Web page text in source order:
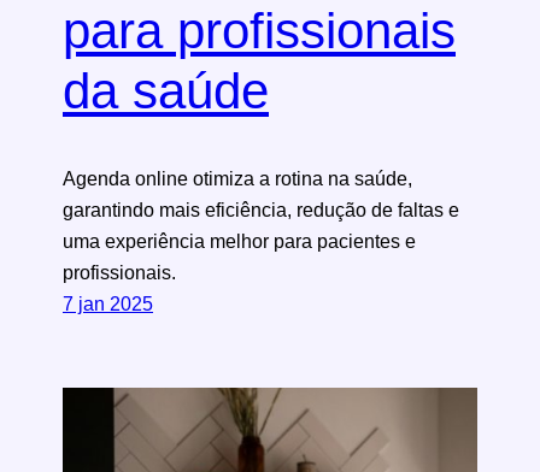
para profissionais
da saúde
Agenda online otimiza a rotina na saúde,
garantindo mais eficiência, redução de faltas e
uma experiência melhor para pacientes e
profissionais.
7 jan 2025